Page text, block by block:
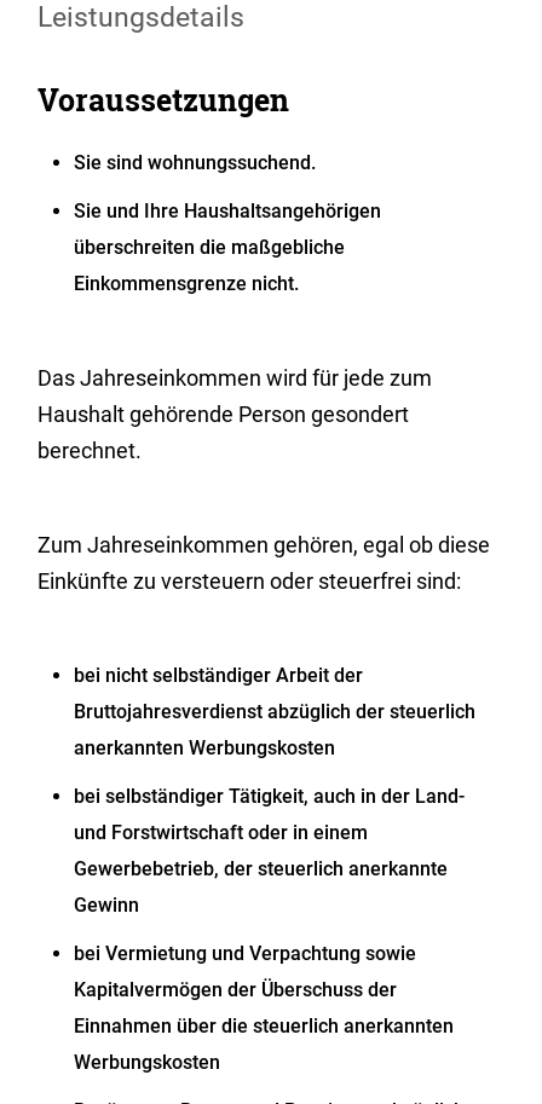
Leistungsdetails
Voraussetzungen
Sie sind wohnungssuchend.
Sie und Ihre Haushaltsangehörigen
überschreiten die maßgebliche
Einkommensgrenze nicht.
Das Jahreseinkommen wird für jede zum
Haushalt gehörende Person gesondert
berechnet.
Zum Jahreseinkommen gehören, egal ob diese
Einkünfte zu versteuern oder steuerfrei sind:
bei nicht selbständiger Arbeit der
Bruttojahresverdienst abzüglich der steuerlich
anerkannten Werbungskosten
bei selbständiger Tätigkeit, auch in der Land-
und Forstwirtschaft oder in einem
Gewerbebetrieb, der steuerlich anerkannte
Gewinn
bei Vermietung und Verpachtung sowie
Kapitalvermögen der Überschuss der
Einnahmen über die steuerlich anerkannten
Werbungskosten